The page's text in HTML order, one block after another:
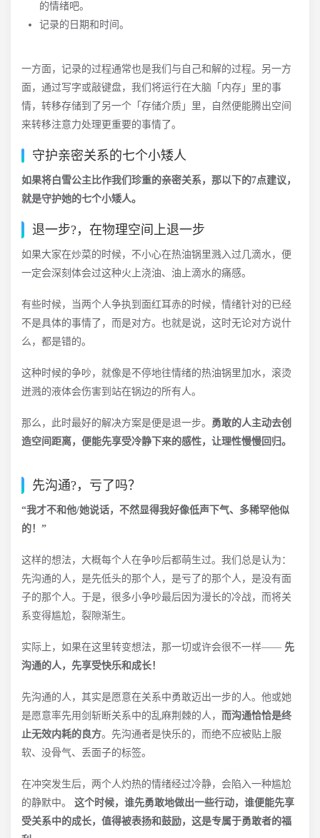
的情绪吧。
记录的日期和时间。
一方面，记录的过程通常也是我们与自己和解的过程。另一方
面，通过写字或敲键盘，我们将运行在大脑「内存」里的事
情，转移存储到了另一个「存储介质」里，自然便能腾出空间
来转移注意力处理更重要的事情了。
守护亲密关系的七个小矮人
如果将白雪公主比作我们珍重的亲密关系，那以下的7点建议，
就是守护她的七个小矮人。
退一步?，在物理空间上退一步
如果大家在炒菜的时候，不小心在热油锅里溅入过几滴水，便
一定会深刻体会过这种火上浇油、油上滴水的痛感。
有些时候，当两个人争执到面红耳赤的时候，情绪针对的已经
不是具体的事情了，而是对方。也就是说，这时无论对方说什
么，都是错的。
这种时候的争吵，就像是不停地往情绪的热油锅里加水，滚烫
迸溅的液体会伤害到站在锅边的所有人。
那么，此时最好的解决方案是便是退一步。 勇敢的人主动去创
造空间距离，便能先享受冷静下来的感性，让理性慢慢回归。
先沟通?️，亏了吗？
“我才不和他/她说话，不然显得我好像低声下气、多稀罕他似
的！”
这样的想法，大概每个人在争吵后都萌生过。我们总是认为：
先沟通的人，是先低头的那个人，是亏了的那个人，是没有面
子的那个人。于是，很多小争吵最后因为漫长的冷战，而将关
系变得尴尬，裂隙渐生。
实际上，如果在这里转变想法，那一切或许会很不一样—— 先
沟通的人，先享受快乐和成长！
先沟通的人，其实是愿意在关系中勇敢迈出一步的人。他或她
是愿意率先用剑斩断关系中的乱麻荆棘的人， 而沟通恰恰是终
止无效内耗的良方。先沟通者是快乐的，而绝不应被贴上服
软、没骨气、丢面子的标签。
在冲突发生后，两个人灼热的情绪经过冷静，会陷入一种尴尬
的静默中。 这个时候，谁先勇敢地做出一些行动，谁便能先享
受关系中的成长，值得被表扬和鼓励，这是专属于勇敢者的福